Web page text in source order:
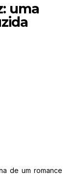
uma
de um romance